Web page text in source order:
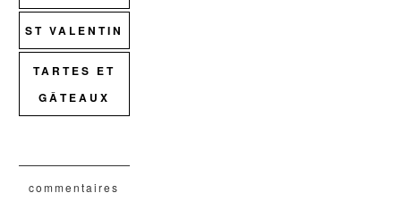
ST VALENTIN
TARTES ET
GÂTEAUX
commentaires